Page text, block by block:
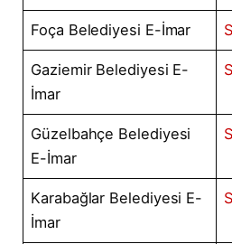
Foça Belediyesi E-İmar
Gaziemir Belediyesi E-
İmar
Güzelbahçe Belediyesi
E-İmar
Karabağlar Belediyesi E-
İmar